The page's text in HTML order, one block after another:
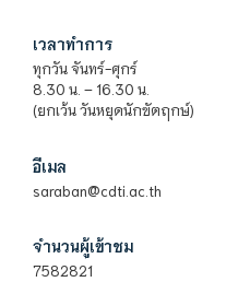
เวลาทำการ
ทุกวัน จันทร์-ศุกร์
8.30 น. – 16.30 น.
(ยกเว้น วันหยุดนักขัตฤกษ์)
อีเมล
saraban@cdti.ac.th
จำนวนผู้เข้าชม
7582821